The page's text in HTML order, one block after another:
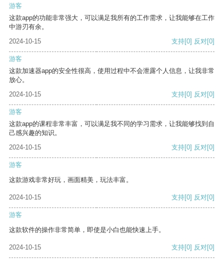
游客
这款app的功能非常强大，可以满足我所有的工作需求，让我能够在工作
中游刃有余。
2024-10-15
支持[0] 反对[0]
游客
这款加速器app的安全性很高，使用过程中不会泄露个人信息，让我非常
放心。
2024-10-15
支持[0] 反对[0]
游客
这款app的课程非常丰富，可以满足我不同的学习需求，让我能够找到自
己感兴趣的知识。
2024-10-15
支持[0] 反对[0]
游客
这款游戏非常好玩，画面精美，玩法丰富。
2024-10-15 支持[0] 反对[0]
游客
这款软件的操作非常简单，即使是小白也能快速上手。
2024-10-15 支持[0] 反对[0]